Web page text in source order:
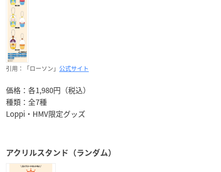
引用：「ローソン」 公式サイト
価格：各1,980円（税込）
種類：全7種
Loppi・HMV限定グッズ
アクリルスタンド（ランダム）